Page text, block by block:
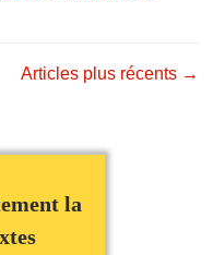
articles
Articles plus récents →
la